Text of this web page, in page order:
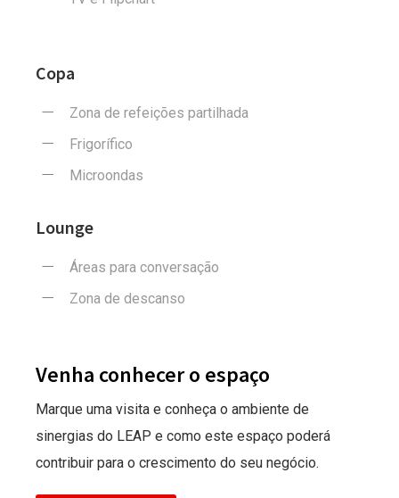
Copa
Zona de refeições partilhada
Frigorífico
Microondas
Lounge
Áreas para conversação
Zona de descanso
Venha conhecer o espaço
Marque uma visita e conheça o ambiente de
sinergias do LEAP e como este espaço poderá
contribuir para o crescimento do seu negócio.